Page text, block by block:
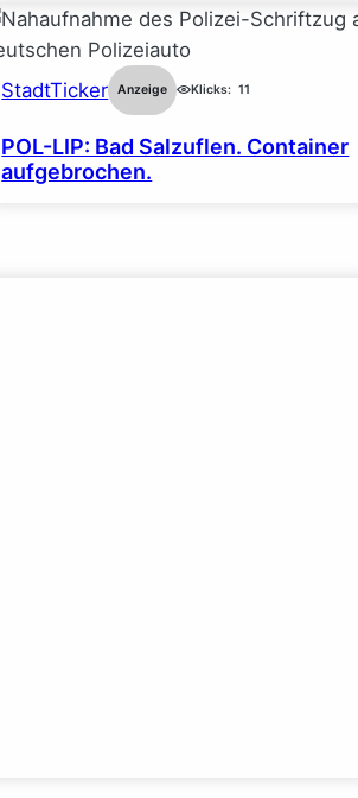
StadtTicker Anzeige Klicks: 11
POL-LIP: Bad Salzuflen. Container
aufgebrochen.